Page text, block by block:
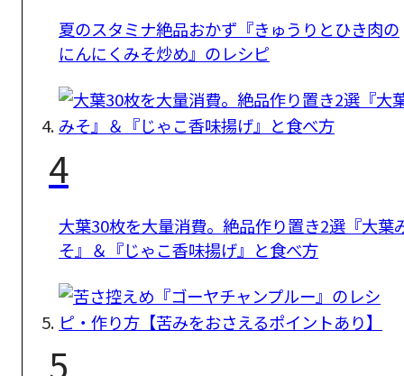
夏のスタミナ絶品おかず『きゅうりとひき肉の
にんにくみそ炒め』のレシピ
4
大葉30枚を大量消費。絶品作り置き2選『大葉
そ』＆『じゃこ香味揚げ』と食べ方
5